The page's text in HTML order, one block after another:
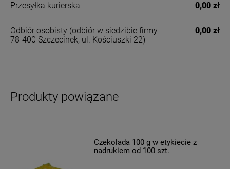
Przesyłka kurierska 0,00 zł
Odbiór osobisty (odbiór w siedzibie firmy
78-400 Szczecinek, ul. Kościuszki 22)
0,00 zł
Produkty powiązane
Czekolada 100 g w etykiecie z
nadrukiem od 100 szt.